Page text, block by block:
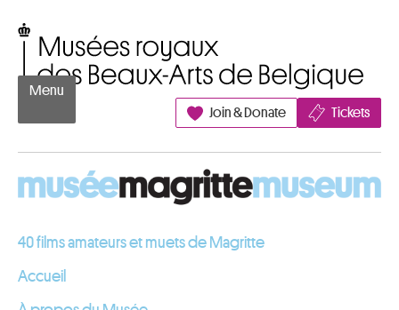
Menu
Join & Donate
Tickets
40 films amateurs et muets de Magritte
Accueil